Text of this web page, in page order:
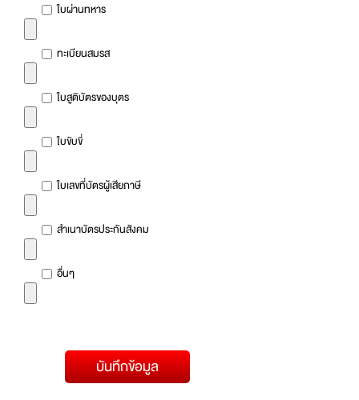
ใบผ่านทหาร
ทะเบียนสมรส
ใบสูติบัตรของบุตร
ใบขับขี่
ใบเลขที่บัตรผู้เสียภาษี
สำเนาบัตรประกันสังคม
อื่นๆ